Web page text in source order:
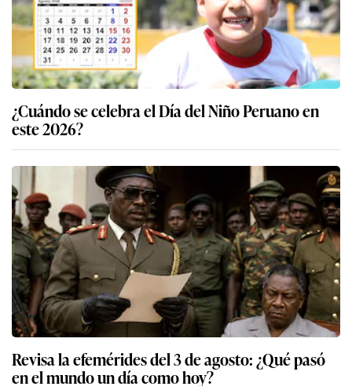
¿Cuándo se celebra el Día del Niño Peruano en
este 2026?
Revisa la efemérides del 3 de agosto: ¿Qué pasó
en el mundo un día como hoy?